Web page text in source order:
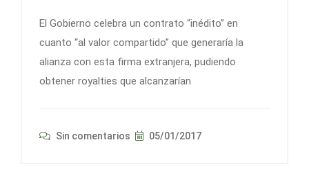
El Gobierno celebra un contrato “inédito” en
cuanto “al valor compartido” que generaría la
alianza con esta firma extranjera, pudiendo
obtener royalties que alcanzarían
Sin comentarios 05/01/2017